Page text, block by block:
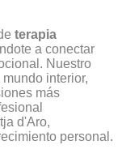
terapia
a conectar
Nuestro
interior,
más
d'Aro,
personal.